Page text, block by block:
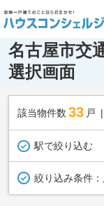
名古屋市交
選択画面
該当物件数 33 戸
駅で絞り込む
絞り込み条件：